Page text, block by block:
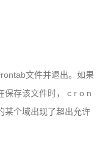
文件并退出。如果
保存该文件时， c r o n
某个域出现了超出允许